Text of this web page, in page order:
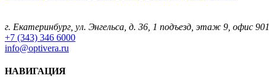
г. Екатеринбург, ул. Энгельса, д. 36, 1 подъезд, этаж 9, офис 901
+7 (343) 346 6000
info@optivera.ru
НАВИГАЦИЯ